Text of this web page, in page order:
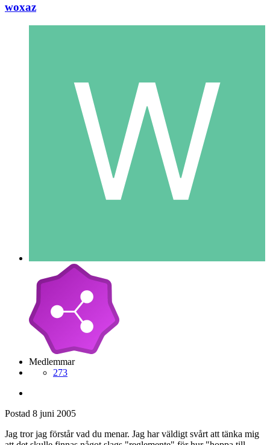
woxaz
Medlemmar
273
Postad 8 juni 2005
Jag tror jag förstår vad du menar. Jag har väldigt svårt att tänka mig